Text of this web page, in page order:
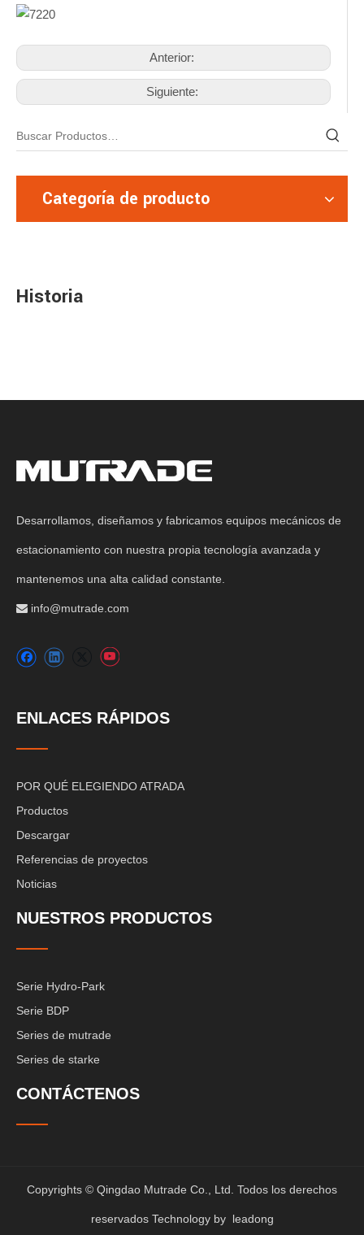
Anterior:
Siguiente:
Categoría de producto
Historia
Desarrollamos, diseñamos y fabricamos equipos mecánicos de
estacionamiento con nuestra propia tecnología avanzada y
mantenemos una alta calidad constante.
 info@mutrade.com
ENLACES RÁPIDOS
POR QUÉ ELEGIENDO ATRADA
Productos
Descargar
Referencias de proyectos
Noticias
NUESTROS PRODUCTOS
Serie Hydro-Park
Serie BDP
Series de mutrade
Series de starke
CONTÁCTENOS
Copyrights © Qingdao Mutrade Co., Ltd. Todos los derechos
reservados Technology by leadong